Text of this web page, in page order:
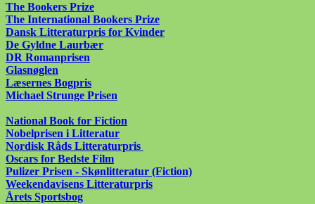
The Bookers Prize
The International Bookers Prize
Dansk Litteraturpris for Kvinder
De Gyldne Laurbær
DR Romanprisen
Glasnøglen
Læsernes Bogpris
Michael Strunge Prisen
National Book for Fiction
Nobelprisen i Litteratur
Nordisk Råds Litteraturpris
Oscars for Bedste Film
Pulizer Prisen - Skønlitteratur (Fiction)
Weekendavisens Litteraturpris
Årets Sportsbog